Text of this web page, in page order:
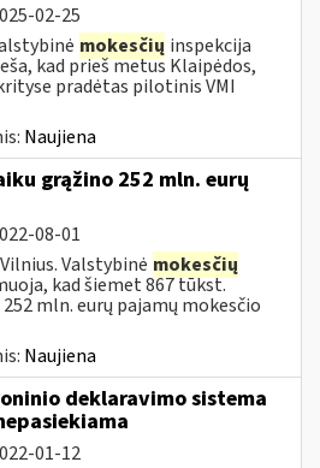
02-25
mokesčių inspekcija
kad prieš metus Klaipėdos,
pradėtas pilotinis VMI
Naujiena
grąžino 252 mln. eurų
08-01
Valstybinė mokesčių
kad šiemet 867 tūkst.
mln. eurų pajamų mokesčio
Naujiena
deklaravimo sistema
01-12